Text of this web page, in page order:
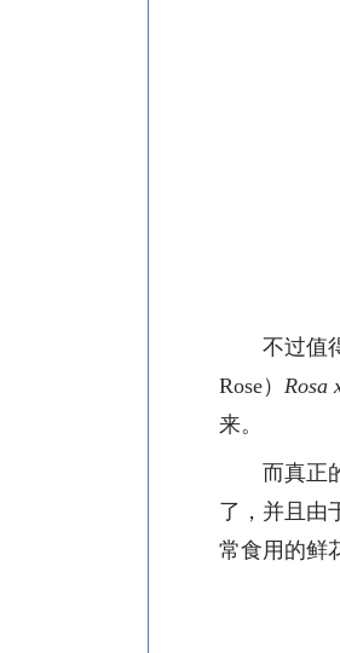
不过值
Rose） Rosa
来。
而真正
了，并且由
常食用的鲜